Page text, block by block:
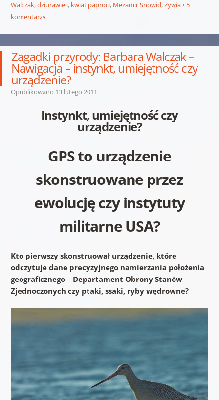
Walczak,dziurawiec, kwiat paproci, Mezamir Snowid,Żywia
5
komentarzy
Zagadki przyrody: Barbara Walczak –
Nawigacja – instynkt, umiejętność czy
urządzenie?
Opublikowano 13 lutego 2011
Instynkt, umiejętność czy
urządzenie?
GPS to urządzenie
skonstruowane przez
ewolucję czy instytuty
militarne USA?
Kto pierwszy skonstruował urządzenie, które
odczytuje dane precyzyjnego namierzania położenia
geograficznego – Departament Obrony Stanów
Zjednoczonych czy ptaki, ssaki, ryby wędrowne?